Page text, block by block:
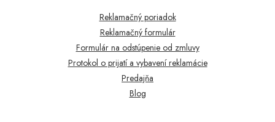
Reklamačný poriadok
Reklamačný formulár
Formulár na odstúpenie od zmluvy
Protokol o prijatí a vybavení reklamácie
Predajňa
Blog